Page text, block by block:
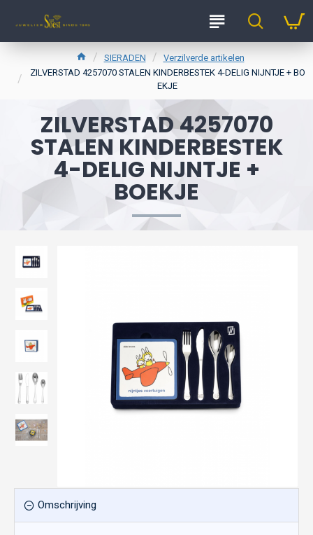
SIERADEN
Verzilverde artikelen
ZILVERSTAD 4257070 STALEN KINDERBESTEK 4-DELIG NIJNTJE + BO
EKJE
ZILVERSTAD 4257070
STALEN KINDERBESTEK
4-DELIG NIJNTJE +
BOEKJE
Omschrijving